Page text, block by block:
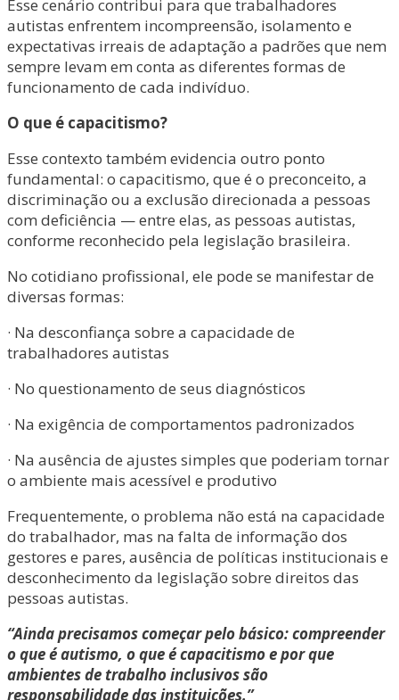
Esse cenário contribui para que trabalhadores
autistas enfrentem incompreensão, isolamento e
expectativas irreais de adaptação a padrões que nem
sempre levam em conta as diferentes formas de
funcionamento de cada indivíduo.
O que é capacitismo?
Esse contexto também evidencia outro ponto
fundamental: o capacitismo, que é o preconceito, a
discriminação ou a exclusão direcionada a pessoas
com deficiência — entre elas, as pessoas autistas,
conforme reconhecido pela legislação brasileira.
No cotidiano profissional, ele pode se manifestar de
diversas formas:
· Na desconfiança sobre a capacidade de
trabalhadores autistas
· No questionamento de seus diagnósticos
· Na exigência de comportamentos padronizados
· Na ausência de ajustes simples que poderiam tornar
o ambiente mais acessível e produtivo
Frequentemente, o problema não está na capacidade
do trabalhador, mas na falta de informação dos
gestores e pares, ausência de políticas institucionais e
desconhecimento da legislação sobre direitos das
pessoas autistas.
“Ainda precisamos começar pelo básico: compreender
o que é autismo, o que é capacitismo e por que
ambientes de trabalho inclusivos são
responsabilidade das instituições.”